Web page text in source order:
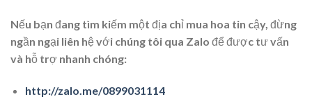
Nếu bạn đang tìm kiếm một địa chỉ mua hoa tin cậy, đừng
ngần ngại liên hệ với chúng tôi qua Zalo để được tư vấn
và hỗ trợ nhanh chóng:
http://zalo.me/0899031114